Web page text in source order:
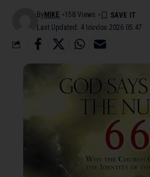
Last Updated: 4 Ιουνίου 2026 05:47
By MIKE 158 Views